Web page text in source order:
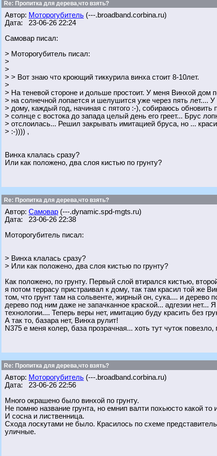
Re: Пропитка для дерева,что взять?
Автор: Моторогубитель (---.broadband.corbina.ru)
Дата: 23-06-26 22:24
Самовар писал:
> Моторогубитель писал:
>
>
> > Вот знаю что кроющий тиккурила винха стоит 8-10лет.
>
> На теневой стороне и дольше простоит. У меня Винхой дом
> на солнечной лопается и шелушится уже через пять лет....
> дому, каждый год, начиная с пятого :-), собираюсь
> солнце с востока до запада целый день его греет... Брус
> отслоилась... Решил закрывать имитацией бруса, но ...
> :-)))) ,
Винха клалась сразу?
Или как положено, два слоя кистью по грунту?
Re: Пропитка для дерева,что взять?
Автор: Самовар (---.dynamic.spd-mgts.ru)
Дата: 23-06-26 22:38
Моторогубитель писал:
> Винха клалась сразу?
> Или как положено, два слоя кистью по грунту?
Как положено, по грунту. Первый слой втирался кистью,
я потом террасу пристраивал к дому, так там красил той же
том, что грунт там на сольвенте, жирный он, сука.... и дерево
дерево под ним даже не запачканное краской... адгезии
технологии.... Теперь веры нет, имитацию буду красить без
А так то, базара нет, Винха рулит!
N375 e меня колер, база прозрачная... хоть тут чуток
Re: Пропитка для дерева,что взять?
Автор: Моторогубитель (---.broadband.corbina.ru)
Дата: 23-06-26 22:56
Много окрашено было винхой по грунту.
Не помню название грунта, но емнип валти похьюсто какой то
И сосна и лиственница.
Схода лоскутами не было. Красилось по схеме
уличные.